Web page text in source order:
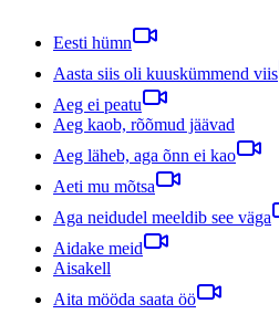
Eesti hümn
Aasta siis oli kuuskümmend viis
Aeg ei peatu
Aeg kaob, rõõmud jäävad
Aeg läheb, aga õnn ei kao
Aeti mu mõtsa
Aga neidudel meeldib see väga
Aidake meid
Aisakell
Aita mööda saata öö